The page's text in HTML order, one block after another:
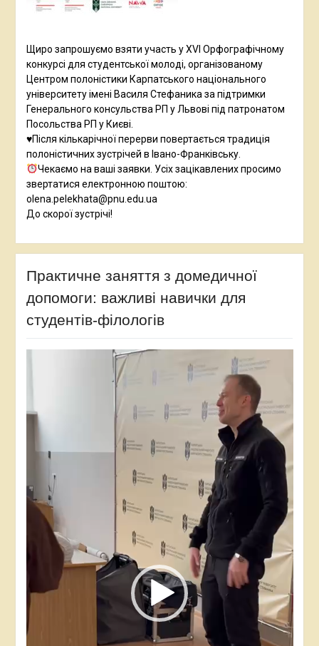
Щиро запрошуємо взяти участь у XVI Орфографічному
конкурсі для студентської молоді, організованому
Центром полоністики Карпатського національного
університету імені Василя Стефаника за підтримки
Генерального консульства РП у Львові під патронатом
Посольства РП у Києві.
♥️Після кількарічної перерви повертається традиція
полоністичних зустрічей в Івано-Франківську.
Чекаємо на ваші заявки. Усіх зацікавлених просимо
звертатися електронною поштою:
olena.pelekhata@pnu.edu.ua
До скорої зустрічі!
Практичне заняття з домедичної
допомоги: важливі навички для
студентів-філологів